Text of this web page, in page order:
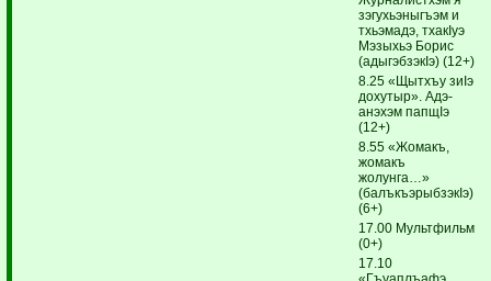
зэгухьэныгъэм и
тхьэмадэ, тхакIуэ
Мэзыхьэ Борис
(адыгэб­зэкIэ) (12+)
8.25 «Щытхъу зиIэ
дохутыр». Адэ-
анэхэм папщIэ
(12+)
8.55 «Жомакъ,
жомакъ
жолунга…»
(балъкъэрыбзэкIэ)
(6+)
17.00 Мультфильм
(0+)
17.10